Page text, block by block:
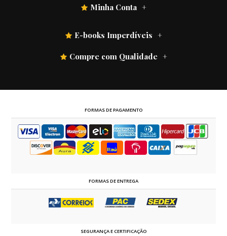
Minha Conta
E-books Imperdíveis
Compre com Qualidade
FORMAS DE PAGAMENTO
FORMAS DE ENTREGA
SEGURANÇA E CERTIFICAÇÃO